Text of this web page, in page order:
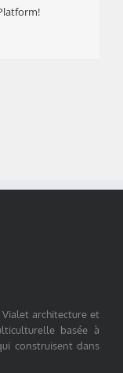
architecture et
basée à
construisent dans